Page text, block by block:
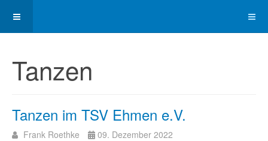
Tanzen
Tanzen im TSV Ehmen e.V.
Frank Roethke
09. Dezember 2022